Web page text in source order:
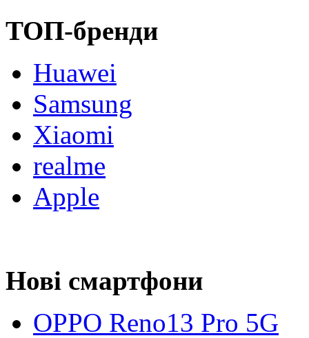
ТОП-бренди
Huawei
Samsung
Xiaomi
realme
Apple
Нові смартфони
OPPO Reno13 Pro 5G